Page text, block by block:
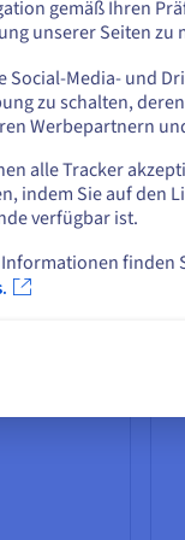
und
oder
können
auf zentral
sie
der aktuellen
andere Website
gemäß Ihren
unserer Seiten zu
Social-Media- und
zu schalten,
Werbepartnern
alle Tracker
indem Sie auf den
verfügbar ist.
finden